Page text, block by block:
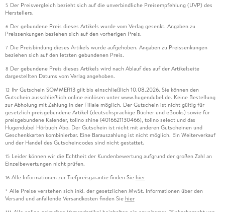
5 Der Preisvergleich bezieht sich auf die unverbindliche Preisempfehlung (UVP) des
Herstellers.
6 Der gebundene Preis dieses Artikels wurde vom Verlag gesenkt. Angaben zu
Preissenkungen beziehen sich auf den vorherigen Preis.
7 Die Preisbindung dieses Artikels wurde aufgehoben. Angaben zu Preissenkungen
beziehen sich auf den letzten gebundenen Preis.
8 Der gebundene Preis dieses Artikels wird nach Ablauf des auf der Artikelseite
dargestellten Datums vom Verlag angehoben.
12 Ihr Gutschein SOMMER13 gilt bis einschließlich 10.08.2026. Sie können den
Gutschein ausschließlich online einlösen unter www.hugendubel.de. Keine Bestellung
zur Abholung mit Zahlung in der Filiale möglich. Der Gutschein ist nicht gültig für
gesetzlich preisgebundene Artikel (deutschsprachige Bücher und eBooks) sowie für
preisgebundene Kalender, tolino shine (4016621130466), tolino select und das
Hugendubel Hörbuch Abo. Der Gutschein ist nicht mit anderen Gutscheinen und
Geschenkkarten kombinierbar. Eine Barauszahlung ist nicht möglich. Ein Weiterverkauf
und der Handel des Gutscheincodes sind nicht gestattet.
15 Leider können wir die Echtheit der Kundenbewertung aufgrund der großen Zahl an
Einzelbewertungen nicht prüfen.
16 Alle Informationen zur Tiefpreisgarantie finden Sie hier
* Alle Preise verstehen sich inkl. der gesetzlichen MwSt. Informationen über den
Versand und anfallende Versandkosten finden Sie hier